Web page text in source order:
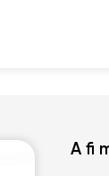
A fi